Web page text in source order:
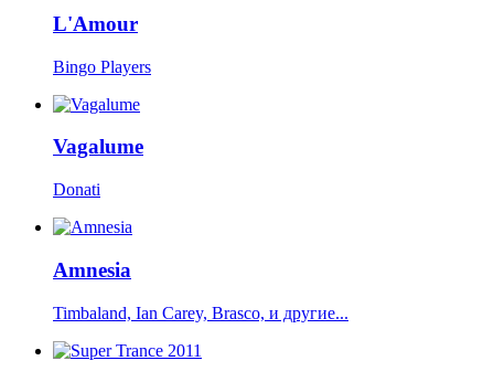
L'Amour
Bingo Players
Vagalume
Donati
Amnesia
Timbaland, Ian Carey, Brasco, и другие...